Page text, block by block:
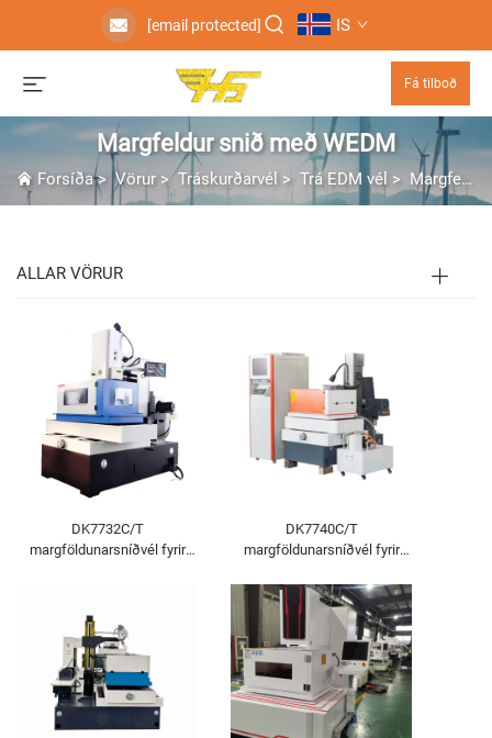
[email protected] IS
Fá tilboð
Margfeldur snið með WEDM
Forsíða>Vörur >Tráskurðarvél > Trá EDM vél > Margfeldur snið með WEDM
ALLAR VÖRUR
DK7732C/T
margföldunarsníðvél fyrir
DK7740C/T
margföldunarsníðvél fyrir